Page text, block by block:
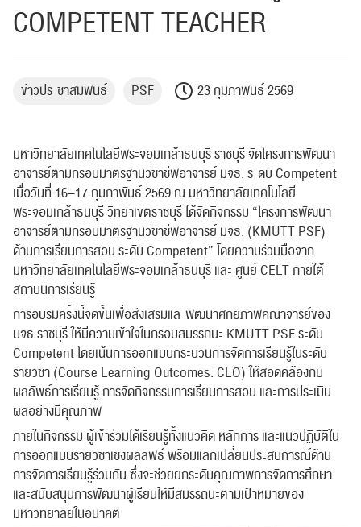
COMPETENT TEACHER
ข่าวประชาสัมพันธ์ PSF 23 กุมภาพันธ์ 2569
มหาวิทยาลัยเทคโนโลยีพระจอมเกล้าธนบุรี ราชบุรี จัดโครงการพัฒนา
อาจารย์ตามกรอบมาตรฐานวิชาชีพอาจารย์ มจธ. ระดับ Competent
เมื่อวันที่ 16–17 กุมภาพันธ์ 2569 ณ มหาวิทยาลัยเทคโนโลยี
พระจอมเกล้าธนบุรี วิทยาเขตราชบุรี ได้จัดกิจกรรม “โครงการพัฒนา
อาจารย์ตามกรอบมาตรฐานวิชาชีพอาจารย์ มจธ. (KMUTT PSF)
ด้านการเรียนการสอน ระดับ Competent” โดยความร่วมมือจาก
มหาวิทยาลัยเทคโนโลยีพระจอมเกล้าธนบุรี และ ศูนย์ CELT ภายใต้
สถาบันการเรียนรู้
การอบรมครั้งนี้จัดขึ้นเพื่อส่งเสริมและพัฒนาศักยภาพคณาจารย์ของ
มจธ.ราชบุรี ให้มีความเข้าใจในกรอบสมรรถนะ KMUTT PSF ระดับ
Competent โดยเน้นการออกแบบกระบวนการจัดการเรียนรู้ในระดับ
รายวิชา (Course Learning Outcomes: CLO) ให้สอดคล้องกับ
ผลลัพธ์การเรียนรู้ การจัดกิจกรรมการเรียนการสอน และการประเมิน
ผลอย่างมีคุณภาพ
ภายในกิจกรรม ผู้เข้าร่วมได้เรียนรู้ทั้งแนวคิด หลักการ และแนวปฏิบัติใน
การออกแบบรายวิชาเชิงผลลัพธ์ พร้อมแลกเปลี่ยนประสบการณ์ด้าน
การจัดการเรียนรู้ร่วมกัน ซึ่งจะช่วยยกระดับคุณภาพการจัดการศึกษา
และสนับสนุนการพัฒนาผู้เรียนให้มีสมรรถนะตามเป้าหมายของ
มหาวิทยาลัยในอนาคต